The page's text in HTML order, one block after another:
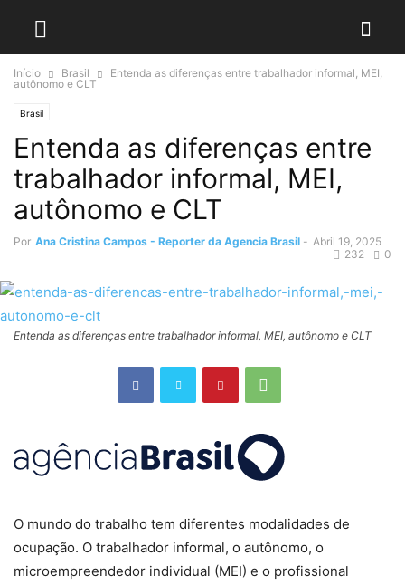
Início Brasil
Entenda as diferenças entre trabalhador informal, MEI,
autônomo e CLT
Brasil
Entenda as diferenças entre
trabalhador informal, MEI,
autônomo e CLT
Por Ana Cristina Campos - Reporter da Agencia Brasil - Abril 19, 2025
0
232
Entenda as diferenças entre trabalhador informal, MEI, autônomo e CLT
O mundo do trabalho tem diferentes modalidades de
ocupação. O trabalhador informal, o autônomo, o
microempreendedor individual (MEI) e o profissional